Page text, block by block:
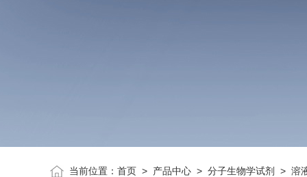
当前位置： 首页> 产品中心> 分子生物学试剂 > 溶